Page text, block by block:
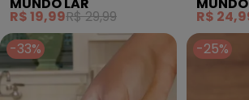
Vidro com Tampa
R$ 19,99R$ 29,99
16 Peças
R$
-33%
-25%